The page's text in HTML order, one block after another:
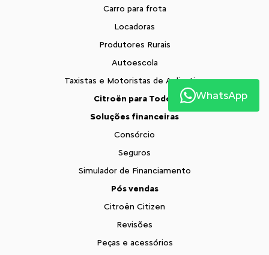
Carro para frota
Locadoras
Produtores Rurais
Autoescola
Taxistas e Motoristas de Aplicativo
Citroën para Todos
Soluções financeiras
Consórcio
Seguros
Simulador de Financiamento
Pós vendas
Citroën Citizen
Revisões
Peças e acessórios
WhatsApp